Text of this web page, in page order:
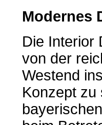
Modernes
Die Interior
von der
Westend
Konzept zu